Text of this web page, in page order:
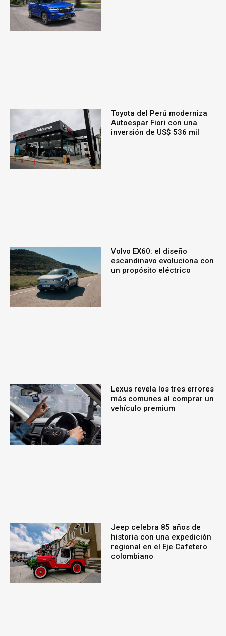
Toyota del Perú moderniza
Autoespar Fiori con una
inversión de US$ 536 mil
Volvo EX60: el diseño
escandinavo evoluciona con
un propósito eléctrico
Lexus revela los tres errores
más comunes al comprar un
vehículo premium
Jeep celebra 85 años de
historia con una expedición
regional en el Eje Cafetero
colombiano